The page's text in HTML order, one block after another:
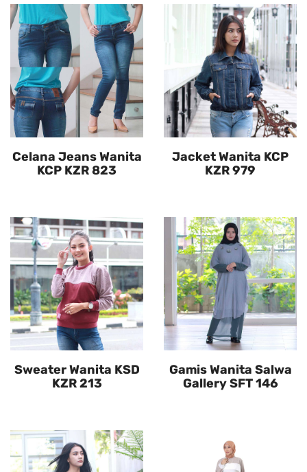
Celana Jeans Wanita
KCP KZR 823
Jacket Wanita KCP
KZR 979
Sweater Wanita KSD
KZR 213
Gamis Wanita Salwa
Gallery SFT 146